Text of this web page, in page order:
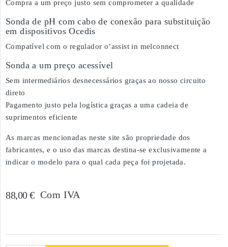
Compra a um preço justo sem comprometer a qualidade
Sonda de pH com cabo de conexão para substituição
em dispositivos Ocedis
Compatível com o regulador o’assist in melconnect
Sonda a um preço acessível
Sem intermediários desnecessários graças ao nosso circuito
direto
Pagamento justo pela logística graças a uma cadeia de
suprimentos eficiente
As marcas mencionadas neste site são propriedade dos
fabricantes, e o uso das marcas destina-se exclusivamente a
indicar o modelo para o qual cada peça foi projetada.
88,00 € Com IVA